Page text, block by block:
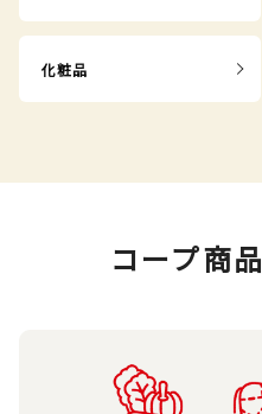
化粧品
コープ商